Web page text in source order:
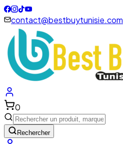
contact@bestbuytunisie.com
0
Rechercher